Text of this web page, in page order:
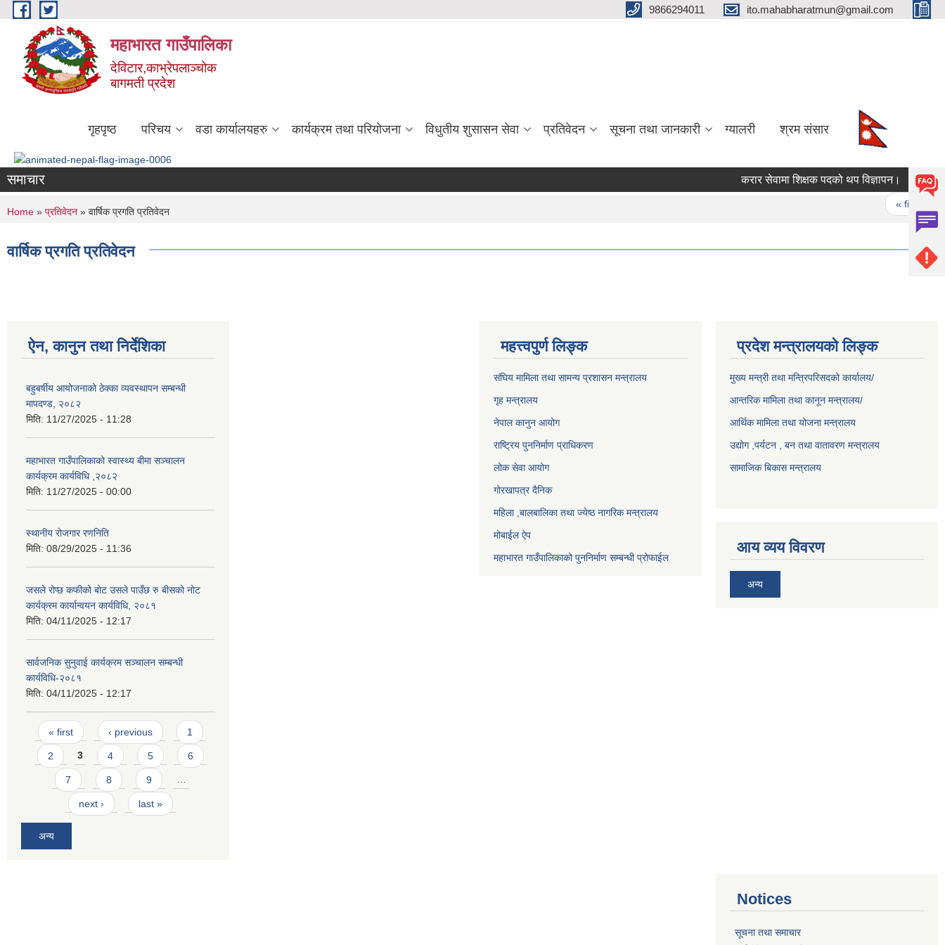
Skip to main content 9866294011 ito.mahabharatmun@gmail.com
महाभारत गाउँपालिका
देविटार,काभ्रेपलाञ्चोक
बागमती प्रदेश
गृहपृष्ठ परिचय वडा कार्यालयहरु कार्यक्रम तथा परियोजना विधुतीय शुसासन सेवा प्रतिवेदन सूचना तथा जानकारी ग्यालरी श्रम संसार
समाचार करार सेवामा शिक्षक पदको थप विज्ञापन। योजना
« first
You are here
Home » प्रतिवेदन » वार्षिक प्रगति प्रतिवेदन
वार्षिक प्रगति प्रतिवेदन
ऐन, कानुन तथा निर्देशिका
बहुबर्षीय आयोजनाको ठेक्का व्यवस्थापन सम्बन्धी
मापदण्ड, २०८२
मिति: 11/27/2025 - 11:28
महाभारत गाउँपालिकाको स्वास्थ्य बीमा सञ्चालन
कार्यक्रम कार्यविधि ,२०८२
मिति: 11/27/2025 - 00:00
स्थानीय रोजगार रणनिति
मिति: 08/29/2025 - 11:36
जसले रोप्छ कफीको बोट उसले पाउँछ रु बीसको नोट
कार्यक्रम कार्यान्वयन कार्यविधि, २०८१
मिति: 04/11/2025 - 12:17
सार्वजनिक सुनुवाई कार्यक्रम सञ्चालन सम्बन्धी
कार्यविधि-२०८१
मिति: 04/11/2025 - 12:17
Pages
« first ‹ previous 1
2 3 4 5 6
7 8 9 …
next › last »
अन्य
महत्त्वपुर्ण लिङ्क
संघिय मामिला तथा सामन्य प्रशासन मन्त्रालय
गृह मन्त्रालय
नेपाल कानुन आयोग
राष्ट्रिय पुननिर्माण प्राधिकरण
लोक सेवा आयोग
गोरखापत्र दैनिक
महिला ,बालबालिका तथा ज्येष्ठ नागरिक मन्त्रालय
मोबाईल ऐप
महाभारत गाउँपालिकाको पुननिर्माण सम्बन्धी प्रोफाईल
प्रदेश मन्त्रालयको लिङ्क
मुख्य मन्त्री तथा मन्त्रिपरिसदको कार्यालय/
आन्तरिक मामिला तथा कानून मन्त्रालय/
आर्थिक मामिला तथा योजना मन्त्रालय
उद्योग ,पर्यटन , बन तथा वातावरण मन्त्रालय
सामाजिक बिकास मन्त्रालय
आय व्यय विवरण
अन्य
Notices
सूचना तथा समाचार